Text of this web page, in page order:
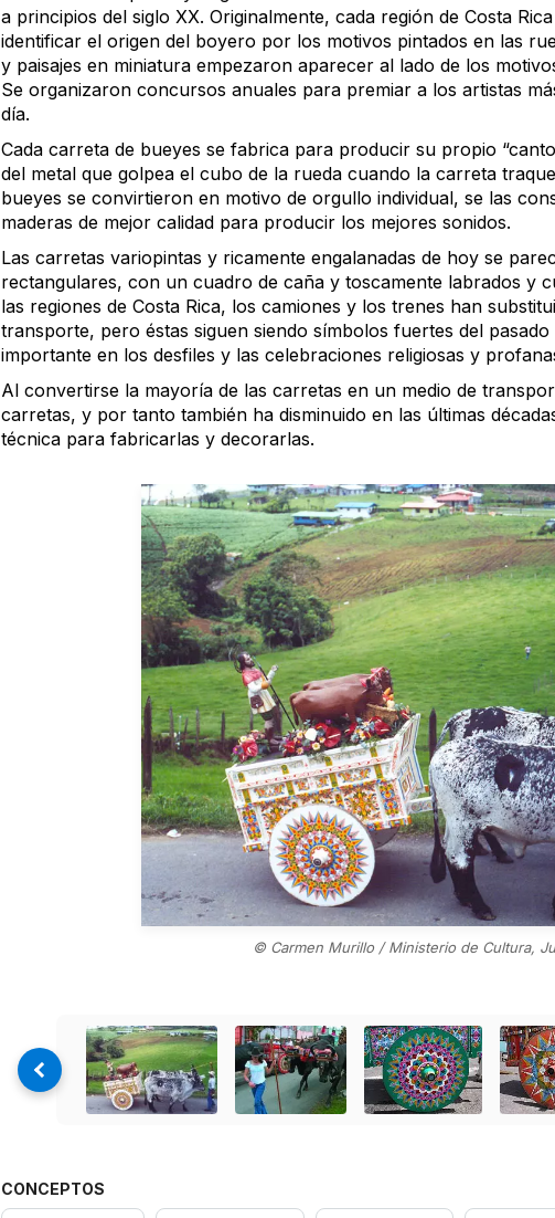
a principios del siglo XX. Originalmente, cada región de Costa
identificar el origen del boyero por los motivos pintados en las
y paisajes en miniatura empezaron aparecer al lado de los
Se organizaron concursos anuales para premiar a los artistas
día.
Cada carreta de bueyes se fabrica para producir su propio
del metal que golpea el cubo de la rueda cuando la carreta
bueyes se convirtieron en motivo de orgullo individual, se las
maderas de mejor calidad para producir los mejores sonidos.
Las carretas variopintas y ricamente engalanadas de hoy se
rectangulares, con un cuadro de caña y toscamente labrados y
las regiones de Costa Rica, los camiones y los trenes han
transporte, pero éstas siguen siendo símbolos fuertes del
importante en los desfiles y las celebraciones religiosas y
Al convertirse la mayoría de las carretas en un medio de
carretas, y por tanto también ha disminuido en las últimas
técnica para fabricarlas y decorarlas.
© Carmen Murillo / Ministerio de Cultura,
CONCEPTOS